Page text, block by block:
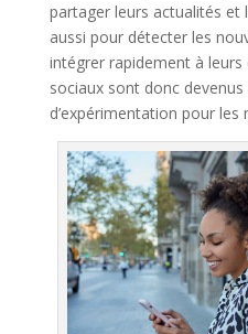
partager leurs actualités
aussi pour détecter les
intégrer rapidement à
sociaux sont donc
d’expérimentation pour